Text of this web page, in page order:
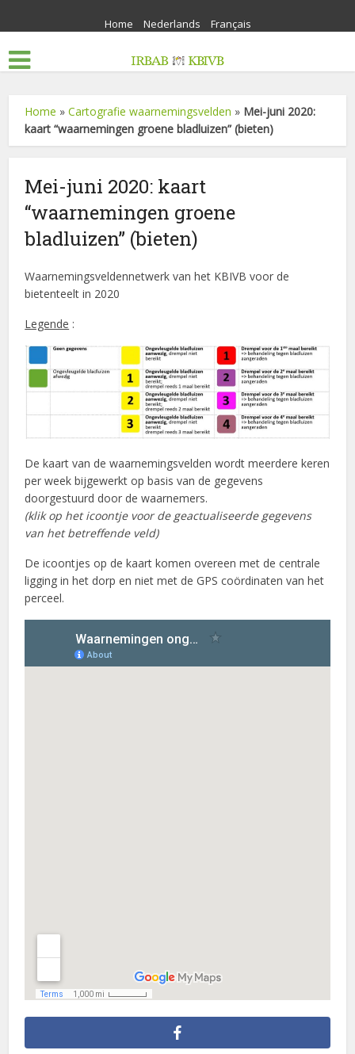
Home Nederlands Français
Home »Cartografie waarnemingsvelden » Mei-juni 2020:
kaart “waarnemingen groene bladluizen” (bieten)
Mei-juni 2020: kaart
“waarnemingen groene
bladluizen” (bieten)
Waarnemingsveldennetwerk van het KBIVB voor de
bietenteelt in 2020
Legende :
De kaart van de waarnemingsvelden wordt meerdere keren
per week bijgewerkt op basis van de gegevens
doorgestuurd door de waarnemers.
(klik op het icoontje voor de geactualiseerde gegevens
van het betreffende veld)
De icoontjes op de kaart komen overeen met de centrale
ligging in het dorp en niet met de GPS coördinaten van het
perceel.